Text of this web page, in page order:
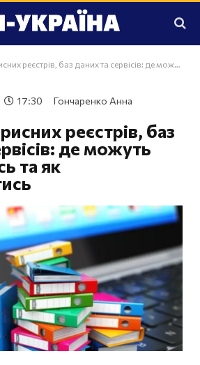
баз даних та сервісів: де можуть знадобитись та як користуватись
17:30 Гончаренко Анна
реєстрів, баз
де можуть
та як